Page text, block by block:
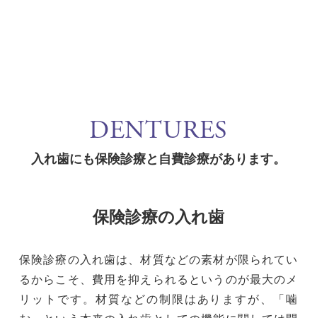
DENTURES
入れ歯にも保険診療と自費診療があります。
保険診療の入れ歯
保険診療の入れ歯は、材質などの素材が限られてい
るからこそ、費用を抑えられるというのが最大のメ
リットです。材質などの制限はありますが、「噛